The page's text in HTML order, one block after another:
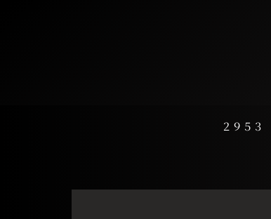
２９５３